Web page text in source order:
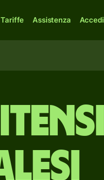
Tariffe Assistenza Accedi